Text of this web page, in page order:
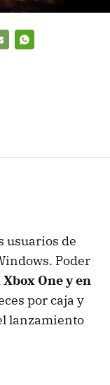
usuarios de
Poder
One y en
por caja y
lanzamiento